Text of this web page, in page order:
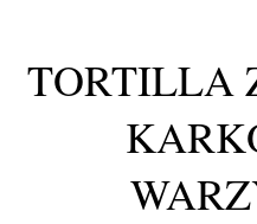
TORTILLA